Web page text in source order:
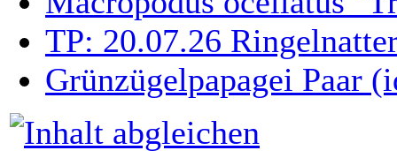
TP: 20.07.26
Grünzügelpapagei Paar